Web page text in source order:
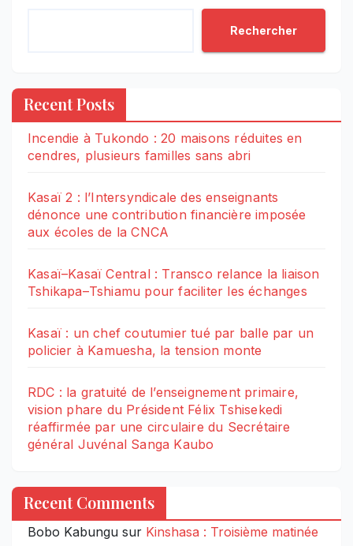
Rechercher
Recent Posts
Incendie à Tukondo : 20 maisons réduites en
cendres, plusieurs familles sans abri
Kasaï 2 : l’Intersyndicale des enseignants
dénonce une contribution financière imposée
aux écoles de la CNCA
Kasaï–Kasaï Central : Transco relance la liaison
Tshikapa–Tshiamu pour faciliter les échanges
Kasaï : un chef coutumier tué par balle par un
policier à Kamuesha, la tension monte
RDC : la gratuité de l’enseignement primaire,
vision phare du Président Félix Tshisekedi
réaffirmée par une circulaire du Secrétaire
général Juvénal Sanga Kaubo
Recent Comments
Bobo Kabungu sur Kinshasa : Troisième matinée